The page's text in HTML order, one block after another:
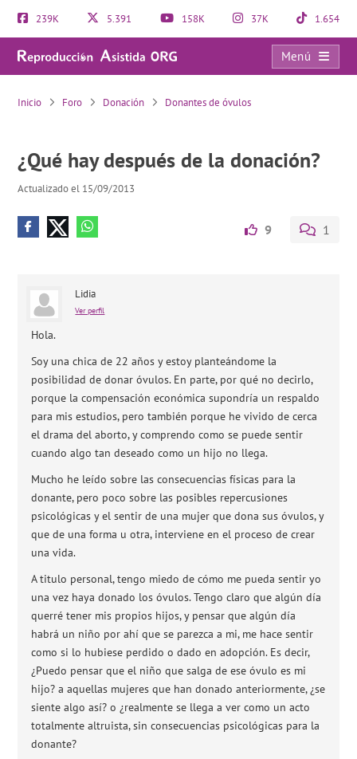
239K 5.391 158K 37K 1.654
Menú
¿Qué hay después de la donación?
Inicio Foro Donación Donantes de óvulos
¿Qué hay después de la donación?
Actualizado el 15/09/2013
9 1
Lidia
Ver perfil
Hola.
Soy una chica de 22 años y estoy planteándome la
posibilidad de donar óvulos. En parte, por qué no decirlo,
porque la compensación económica supondría un respaldo
para mis estudios, pero también porque he vivido de cerca
el drama del aborto, y comprendo como se puede sentir
cuando algo tan deseado como un hijo no llega.
Mucho he leído sobre las consecuencias físicas para la
donante, pero poco sobre las posibles repercusiones
psicológicas y el sentir de una mujer que dona sus óvulos, y
que de una forma u otra, interviene en el proceso de crear
una vida.
A titulo personal, tengo miedo de cómo me pueda sentir yo
una vez haya donado los óvulos. Tengo claro que algún día
querré tener mis propios hijos, y pensar que algún día
habrá un niño por ahí que se parezca a mi, me hace sentir
como si lo hubiese perdido o dado en adopción. Es decir,
¿Puedo pensar que el niño que salga de ese óvulo es mi
hijo? a aquellas mujeres que han donado anteriormente, ¿se
siente algo así? o ¿realmente se llega a ver como un acto
totalmente altruista, sin consecuencias psicológicas para la
donante?